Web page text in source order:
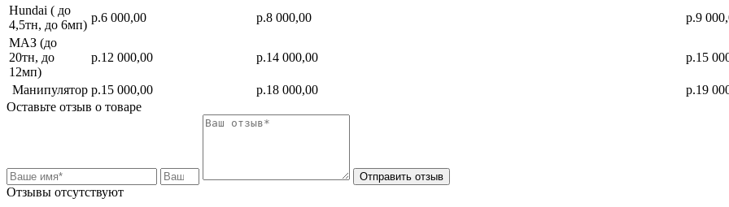
Hundai ( до
4,5тн, до 6мп)
р.6 000,00 р.8 000,00
р.9
МАЗ (до
20тн, до
12мп)
р.12 000,00 р.14 000,00 р.15
Манипулятор р.15 000,00 р.18 000,00
р.19
Оставьте отзыв о товаре
Отправить отзыв
Отзывы отсутствуют